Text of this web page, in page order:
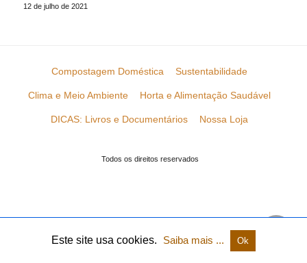
12 de julho de 2021
Compostagem Doméstica Sustentabilidade
Clima e Meio Ambiente Horta e Alimentação Saudável
DICAS: Livros e Documentários Nossa Loja
Todos os direitos reservados
Este site usa cookies. Saiba mais ... Ok